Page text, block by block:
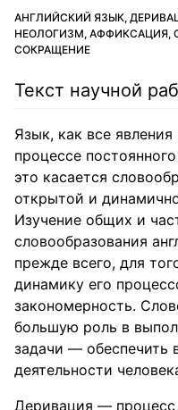
АНГЛИЙСКИЙ ЯЗЫК,
НЕОЛОГИЗМ, АФФИКСАЦИЯ,
СОКРАЩЕНИЕ
Текст научной
Язык, как все
процессе
это касается
открытой и
Изучение общих и
словообразования
прежде всего, для
динамику его
закономерность.
большую роль в
задачи — обеспечить
деятельности
Деривация — процесс